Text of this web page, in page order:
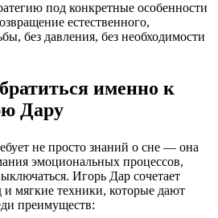
под конкретные особенности
естественного,
без давления, без необходимости
именно к
Дару
не просто знаний о сне — она
эмоциональных процессов,
Игорь Дар сочетает
мягкие техники, которые дают
преимуществ: